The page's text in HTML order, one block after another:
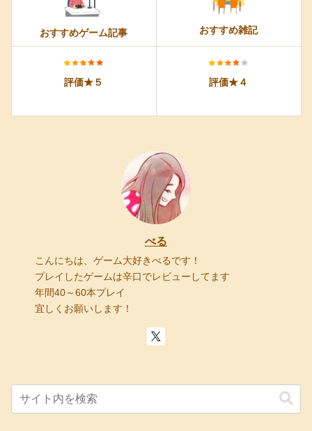
おすすめゲーム記事 おすすめ雑記
評価★５ 評価★４
べる
こんにちは、ゲーム大好きべるです！
プレイしたゲームは辛口でレビューしてます
年間40～60本プレイ
宜しくお願いします！